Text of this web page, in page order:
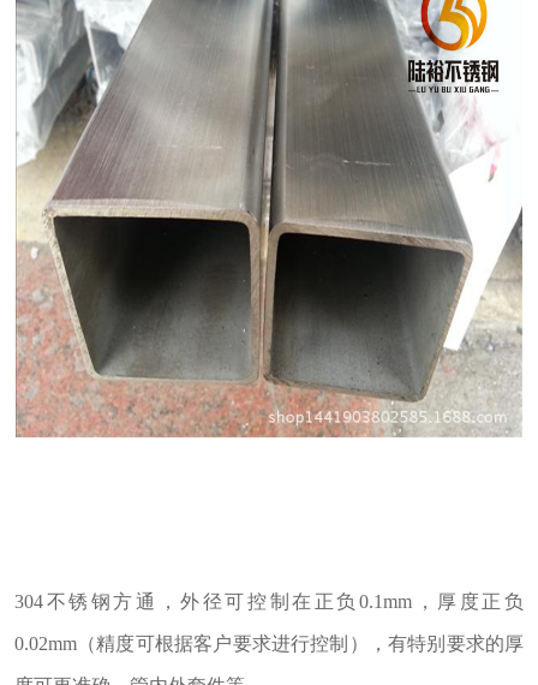
304不锈钢方通，外径可控制在正负0.1mm，厚度正负
0.02mm（精度可根据客户要求进行控制），有特别要求的厚